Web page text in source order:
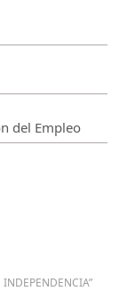
del Empleo